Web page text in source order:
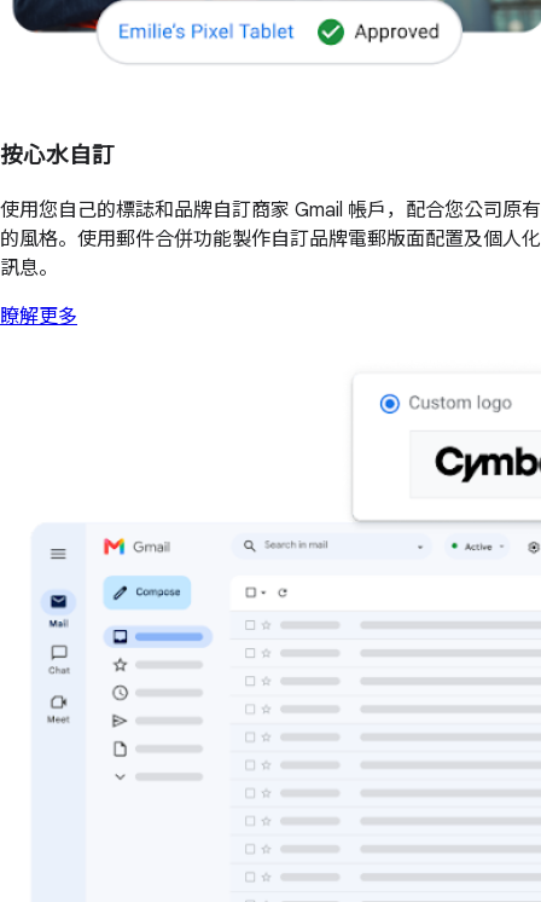
按心水自訂
使用您自己的標誌和品牌自訂商家 Gmail 帳戶，配合您公司原有
的風格。使用郵件合併功能製作自訂品牌電郵版面配置及個人化
訊息。
瞭解更多